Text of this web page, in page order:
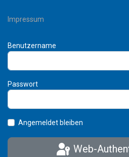
Impressum
Benutzername
Passwort
Angemeldet bleiben
Web-